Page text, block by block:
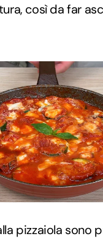
così da far
pizzaiola sono